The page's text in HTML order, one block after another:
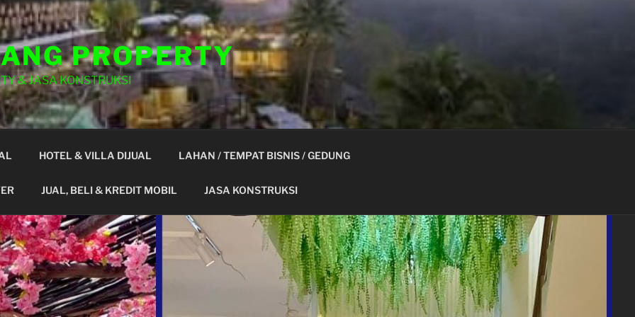
PROPERTY
& JASA KONSTRUKSI
HOTEL & VILLA DIJUAL LAHAN / TEMPAT BISNIS / GEDUNG
JUAL, BELI & KREDIT MOBIL JASA KONSTRUKSI